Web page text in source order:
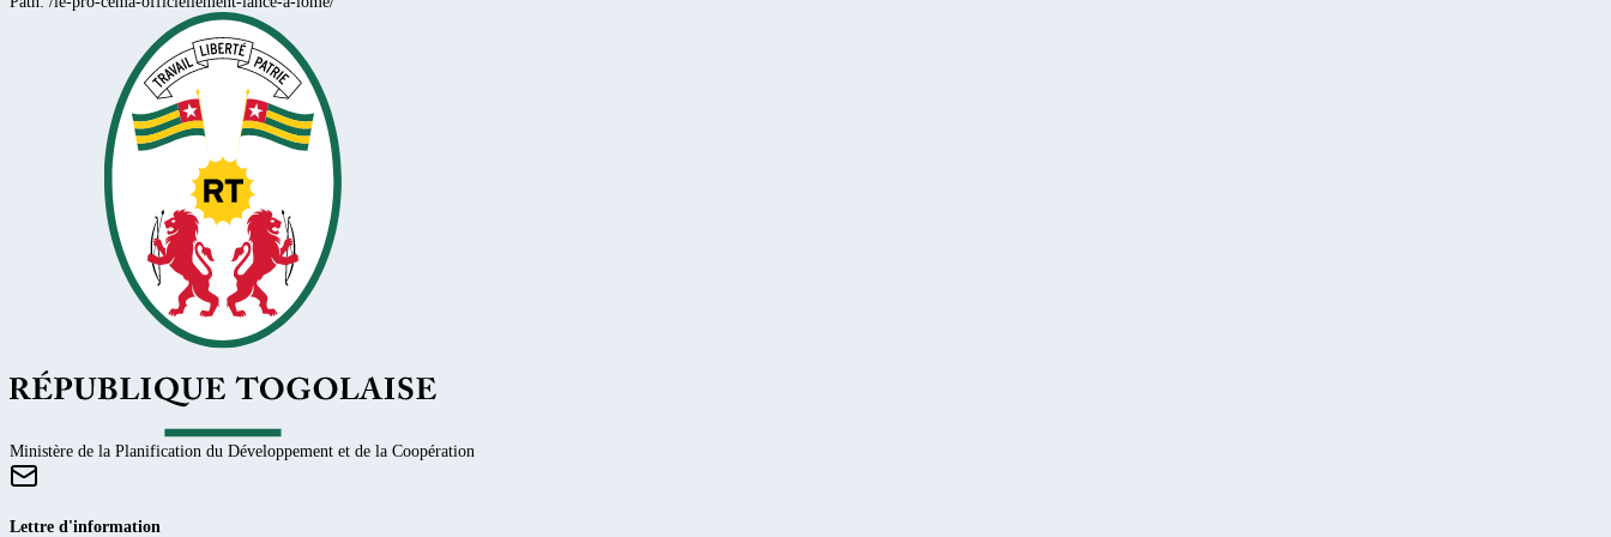
Ministère de la Planification du Développement et de la Coopération
Lettre d'information